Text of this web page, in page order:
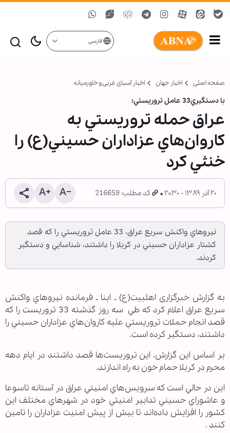
فارسی
صفحه اصلی اخبار جهان اخبار آسیای غربی و خاورمیانه
با دستگيري33 عامل تروريستي؛
عراق حمله تروريستي به
كاروان‌هاي عزاداران حسيني(ع) را
خنثي كرد
۲۰ آذر ۱۳۸۹ - ۲۰:۳۰ کد مطلب: 216659
نيروهاي واكنش سريع عراق، 33 عامل تروريستي را كه قصد
كشتار عزاداران حسيني در كربلا را داشتند، شناسايي و دستگير
كردند.
به گزارش خبرگزاری اهل‏بیت(ع) ـ ابنا ـ فرمانده نيروهاي واكنش
سريع عراق اعلام كرد كه طي سه روز گذشته 33 تروريست را كه
قصد انجام حملات تروريستي عليه كاروان‌هاي عزاداران حسيني را
داشتند، دستگير كرده است.
بر اساس اين گزارش، اين تروريست‌ها قصد داشتند در ايام دهه
محرم در كربلا حمام خون به راه اندازند.
اين در حالي است كه سرويس‌هاي امنيتي عراق در آستانه تاسوعا
و عاشوراي حسيني تدابير امنيتي خود در شهرهاي مختلف اين
كشور را افزايش داده‌اند تا بيش از پيش امنيت عزاداران را تامين
كنند .